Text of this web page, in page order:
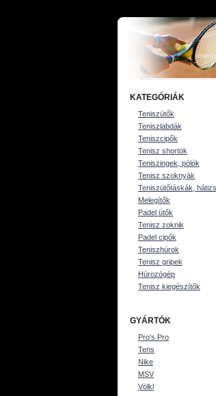
KATEGÓRIÁK
Teniszütők
Teniszlabdák
Teniszcipők
Tenisz shortok
Teniszingek, pólók
Tenisz szoknyák
Teniszütőtáskák,
Melegítők
Padel ütők
Tenisz zoknik
Padel cipők
Teniszhúrok
Tenisz gripek
Húrozógép
Tenisz kiegészítők
GYÁRTÓK
Pro's Pro
Tens
Nike
MSV
Völkl